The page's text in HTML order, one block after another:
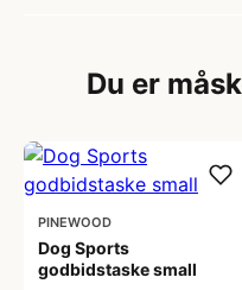
Du er
PINEWOOD
Dog Sports
godbidstaske small